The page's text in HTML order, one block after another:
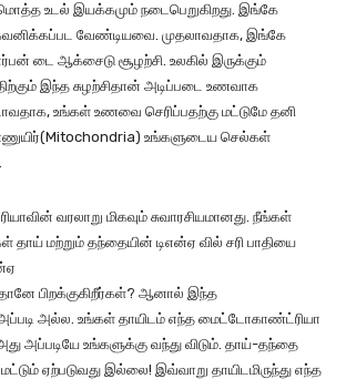
உடல் இயக்கமும் நடைபெறுகிறது. இங்கே
வேண்டியவை. முதலாவதாக, இங்கே
டை ஆக்சைடு சூழற்சி. உலகில் இருக்கும்
இந்த சுழற்சிதான் அடிப்படை உணவாக
உங்கள் உணவை செரிப்பதற்கு மட்டுமே தனி
உங்களுடைய செல்கள்
வரலாறு மிகவும் சுவாரசியமானது. நீங்கள்
தாய் மற்றும் தந்தையின் டிஎன்ஏ வில் சரி பாதியை
பிறக்குகிறீர்கள்? ஆனால் இந்த
அல்ல. உங்கள் தாயிடம் எந்த மைட்டோகாண்ட்ரியா
அப்படியே உங்களுக்கு வந்து விடும். தாய்-தந்தை
ஏற்படுவது இல்லை! இவ்வாறு தாயிடமிருந்து எந்த